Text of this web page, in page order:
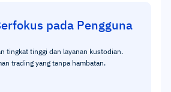
pada Pengguna
tingkat tinggi dan layanan kustodian.
trading yang tanpa hambatan.